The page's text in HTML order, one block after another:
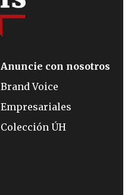
Anuncie con nosotros
Brand Voice
Empresariales
Colección ÚH